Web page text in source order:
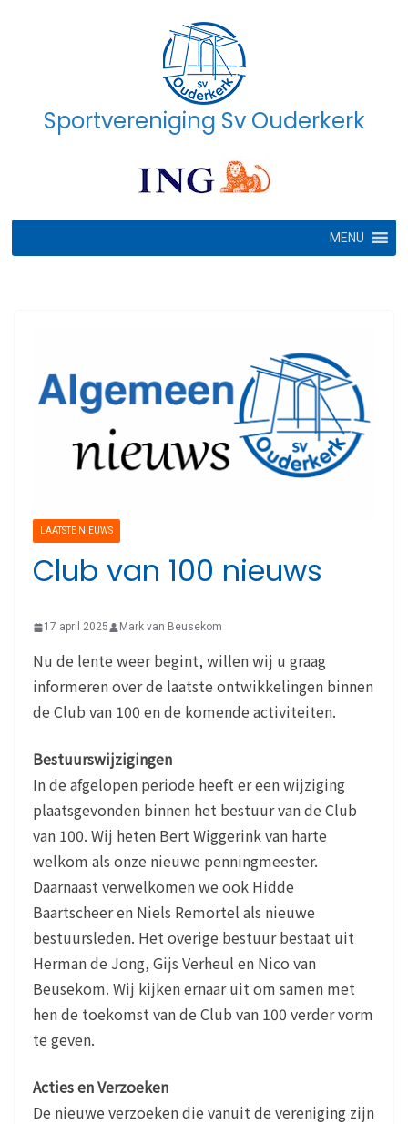
Sportvereniging Sv Ouderkerk
MENU
LAATSTE NIEUWS
Club van 100 nieuws
17 april 2025 Mark van Beusekom
Nu de lente weer begint, willen wij u graag
informeren over de laatste ontwikkelingen binnen
de Club van 100 en de komende activiteiten.
Bestuurswijzigingen
In de afgelopen periode heeft er een wijziging
plaatsgevonden binnen het bestuur van de Club
van 100. Wij heten Bert Wiggerink van harte
welkom als onze nieuwe penningmeester.
Daarnaast verwelkomen we ook Hidde
Baartscheer en Niels Remortel als nieuwe
bestuursleden. Het overige bestuur bestaat uit
Herman de Jong, Gijs Verheul en Nico van
Beusekom. Wij kijken ernaar uit om samen met
hen de toekomst van de Club van 100 verder vorm
te geven.
Acties en Verzoeken
De nieuwe verzoeken die vanuit de vereniging zijn